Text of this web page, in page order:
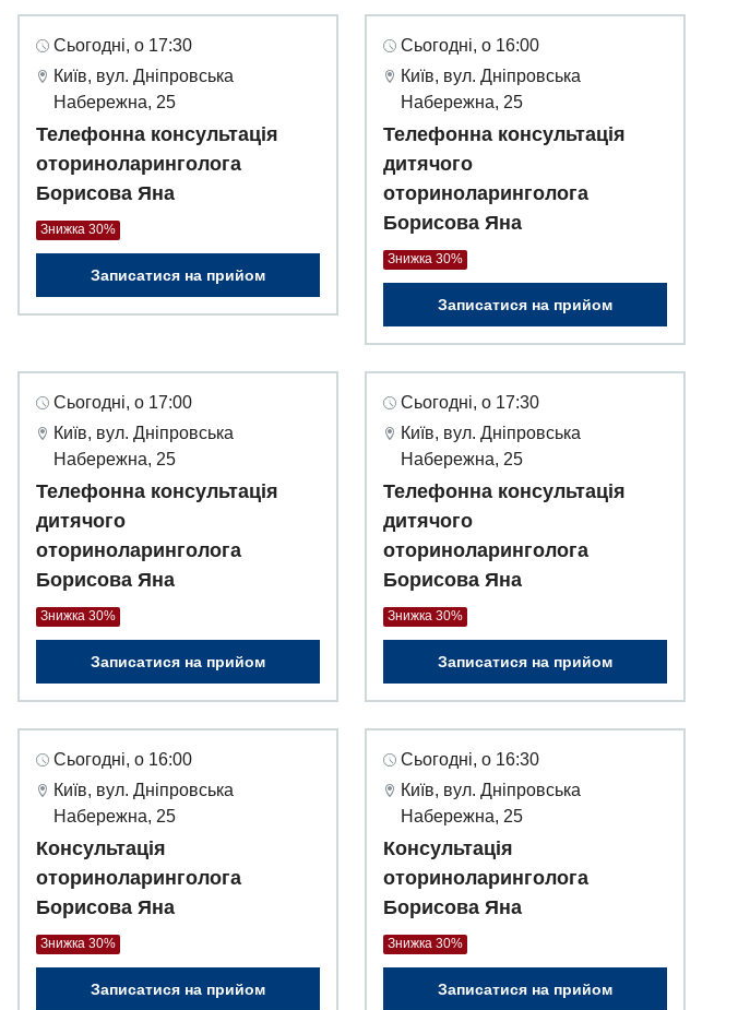
Сьогодні, о 17:30
Київ, вул. Дніпровська
Набережна, 25
Телефонна консультація
оториноларинголога
Борисова Яна
Знижка 30%
Записатися на прийом
Сьогодні, о 16:00
Київ, вул. Дніпровська
Набережна, 25
Телефонна консультація
дитячого
оториноларинголога
Борисова Яна
Знижка 30%
Записатися на прийом
Сьогодні, о 17:00
Київ, вул. Дніпровська
Набережна, 25
Телефонна консультація
дитячого
оториноларинголога
Борисова Яна
Знижка 30%
Записатися на прийом
Сьогодні, о 17:30
Київ, вул. Дніпровська
Набережна, 25
Телефонна консультація
дитячого
оториноларинголога
Борисова Яна
Знижка 30%
Записатися на прийом
Сьогодні, о 16:00
Київ, вул. Дніпровська
Набережна, 25
Консультація
оториноларинголога
Борисова Яна
Знижка 30%
Записатися на прийом
Сьогодні, о 16:30
Київ, вул. Дніпровська
Набережна, 25
Консультація
оториноларинголога
Борисова Яна
Знижка 30%
Записатися на прийом